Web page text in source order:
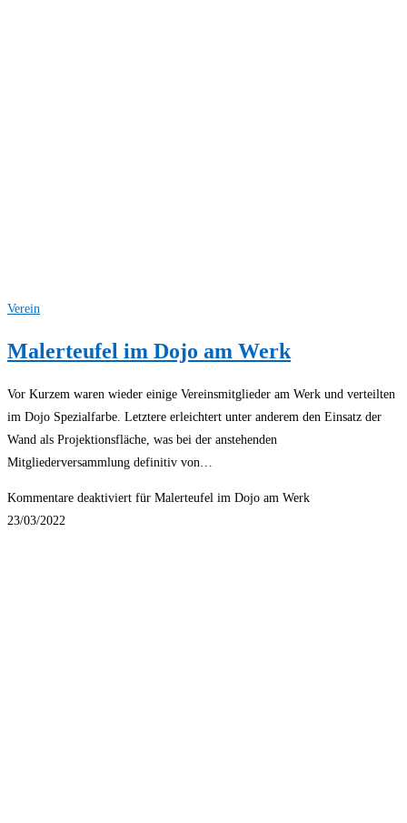
Verein
Malerteufel im Dojo am Werk
Vor Kurzem waren wieder einige Vereinsmitglieder am Werk und verteilten
im Dojo Spezialfarbe. Letztere erleichtert unter anderem den Einsatz der
Wand als Projektionsfläche, was bei der anstehenden
Mitgliederversammlung definitiv von…
Kommentare deaktiviert für Malerteufel im Dojo am Werk
23/03/2022